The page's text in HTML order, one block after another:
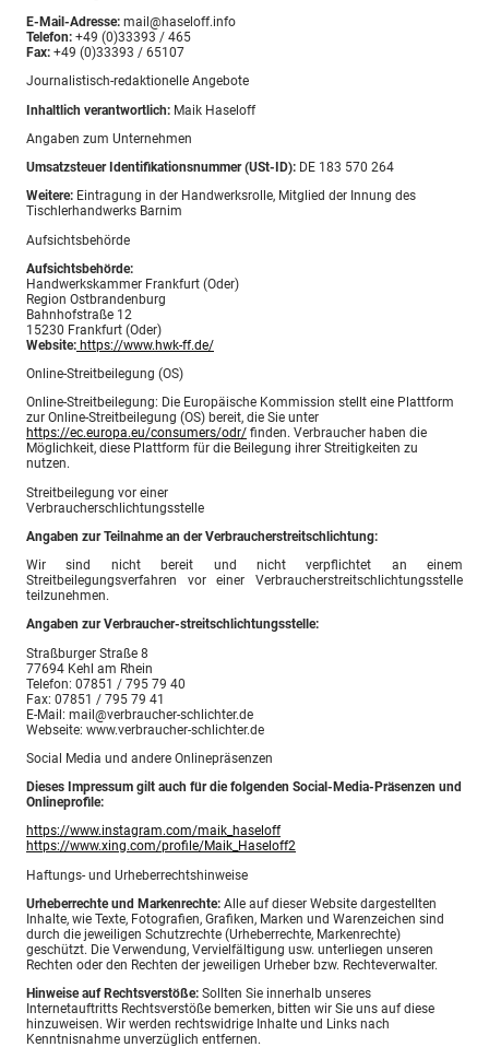
E-Mail-Adresse: mail@haseloff.info
Telefon: +49 (0)33393 / 465
Fax: +49 (0)33393 / 65107
Journalistisch-redaktionelle Angebote
Inhaltlich verantwortlich: Maik Haseloff
Angaben zum Unternehmen
Umsatzsteuer Identifikationsnummer (USt-ID): DE 183 570 264
Weitere: Eintragung in der Handwerksrolle, Mitglied der Innung des
Tischlerhandwerks Barnim
Aufsichtsbehörde
Aufsichtsbehörde:
Handwerkskammer Frankfurt (Oder)
Region Ostbrandenburg
Bahnhofstraße 12
15230 Frankfurt (Oder)
Website: https://www.hwk-ff.de/
Online-Streitbeilegung (OS)
Online-Streitbeilegung: Die Europäische Kommission stellt eine Plattform
zur Online-Streitbeilegung (OS) bereit, die Sie unter
https://ec.europa.eu/consumers/odr/ finden. Verbraucher haben die
Möglichkeit, diese Plattform für die Beilegung ihrer Streitigkeiten zu
nutzen.
Streitbeilegung vor einer
Verbraucherschlichtungsstelle
Angaben zur Teilnahme an der Verbraucherstreitschlichtung:
Wir sind nicht bereit und nicht verpflichtet an einem
Streitbeilegungsverfahren vor einer Verbraucherstreitschlichtungsstelle
teilzunehmen.
Angaben zur Verbraucher-streitschlichtungsstelle:
Straßburger Straße 8
77694 Kehl am Rhein
Telefon: 07851 / 795 79 40
Fax: 07851 / 795 79 41
E-Mail: mail@verbraucher-schlichter.de
Webseite: www.verbraucher-schlichter.de
Social Media und andere Onlinepräsenzen
Dieses Impressum gilt auch für die folgenden Social-Media-Präsenzen und
Onlineprofile:
https://www.instagram.com/maik_haseloff
https://www.xing.com/profile/Maik_Haseloff2
Haftungs- und Urheberrechtshinweise
Urheberrechte und Markenrechte: Alle auf dieser Website dargestellten
Inhalte, wie Texte, Fotografien, Grafiken, Marken und Warenzeichen sind
durch die jeweiligen Schutzrechte (Urheberrechte, Markenrechte)
geschützt. Die Verwendung, Vervielfältigung usw. unterliegen unseren
Rechten oder den Rechten der jeweiligen Urheber bzw. Rechteverwalter.
Hinweise auf Rechtsverstöße: Sollten Sie innerhalb unseres
Internetauftritts Rechtsverstöße bemerken, bitten wir Sie uns auf diese
hinzuweisen. Wir werden rechtswidrige Inhalte und Links nach
Kenntnisnahme unverzüglich entfernen.